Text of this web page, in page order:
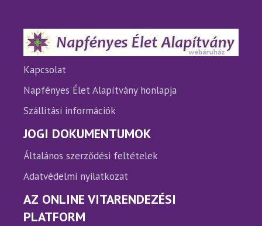
termékoldalon
választhatók
ki
Kapcsolat
Napfényes Élet Alapítvány honlapja
Szállítási információk
JOGI DOKUMENTUMOK
Általános szerződési feltételek
Adatvédelmi nyilatkozat
AZ ONLINE VITARENDEZÉSI
PLATFORM